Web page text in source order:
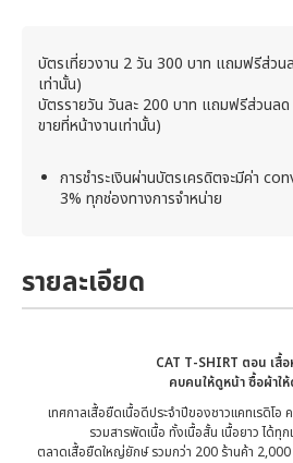
บัตรเที่ยวงาน 2 วัน 300 บาท แถมฟรีส่วน
เท่านั้น)
บัตรรายวัน วันละ 200 บาท แถมฟรีส่วนล
ขายที่หน้างานเท่านั้น)
การชำระเงินผ่านบัตรเครดิตจะมีค่า
3% ทุกช่องทางการจำหน่าย
รายละเอียด
CAT T-SHIRT ตอน เสื้อ
คบคนให้ดูหน้า ซื้อผ้าใ
เทศกาลเสื้อยืดเนื้อดีประจำปีของชาวแคทเรดิโอ
รวมสารพัดเนื้อ ทั้งเนื้อสั้น เนื้อยาว ได้ทุ
ตลาดเสื้อยืดใหญ่ยักษ์ รวมกว่า 200 ร้านค้า 2,000